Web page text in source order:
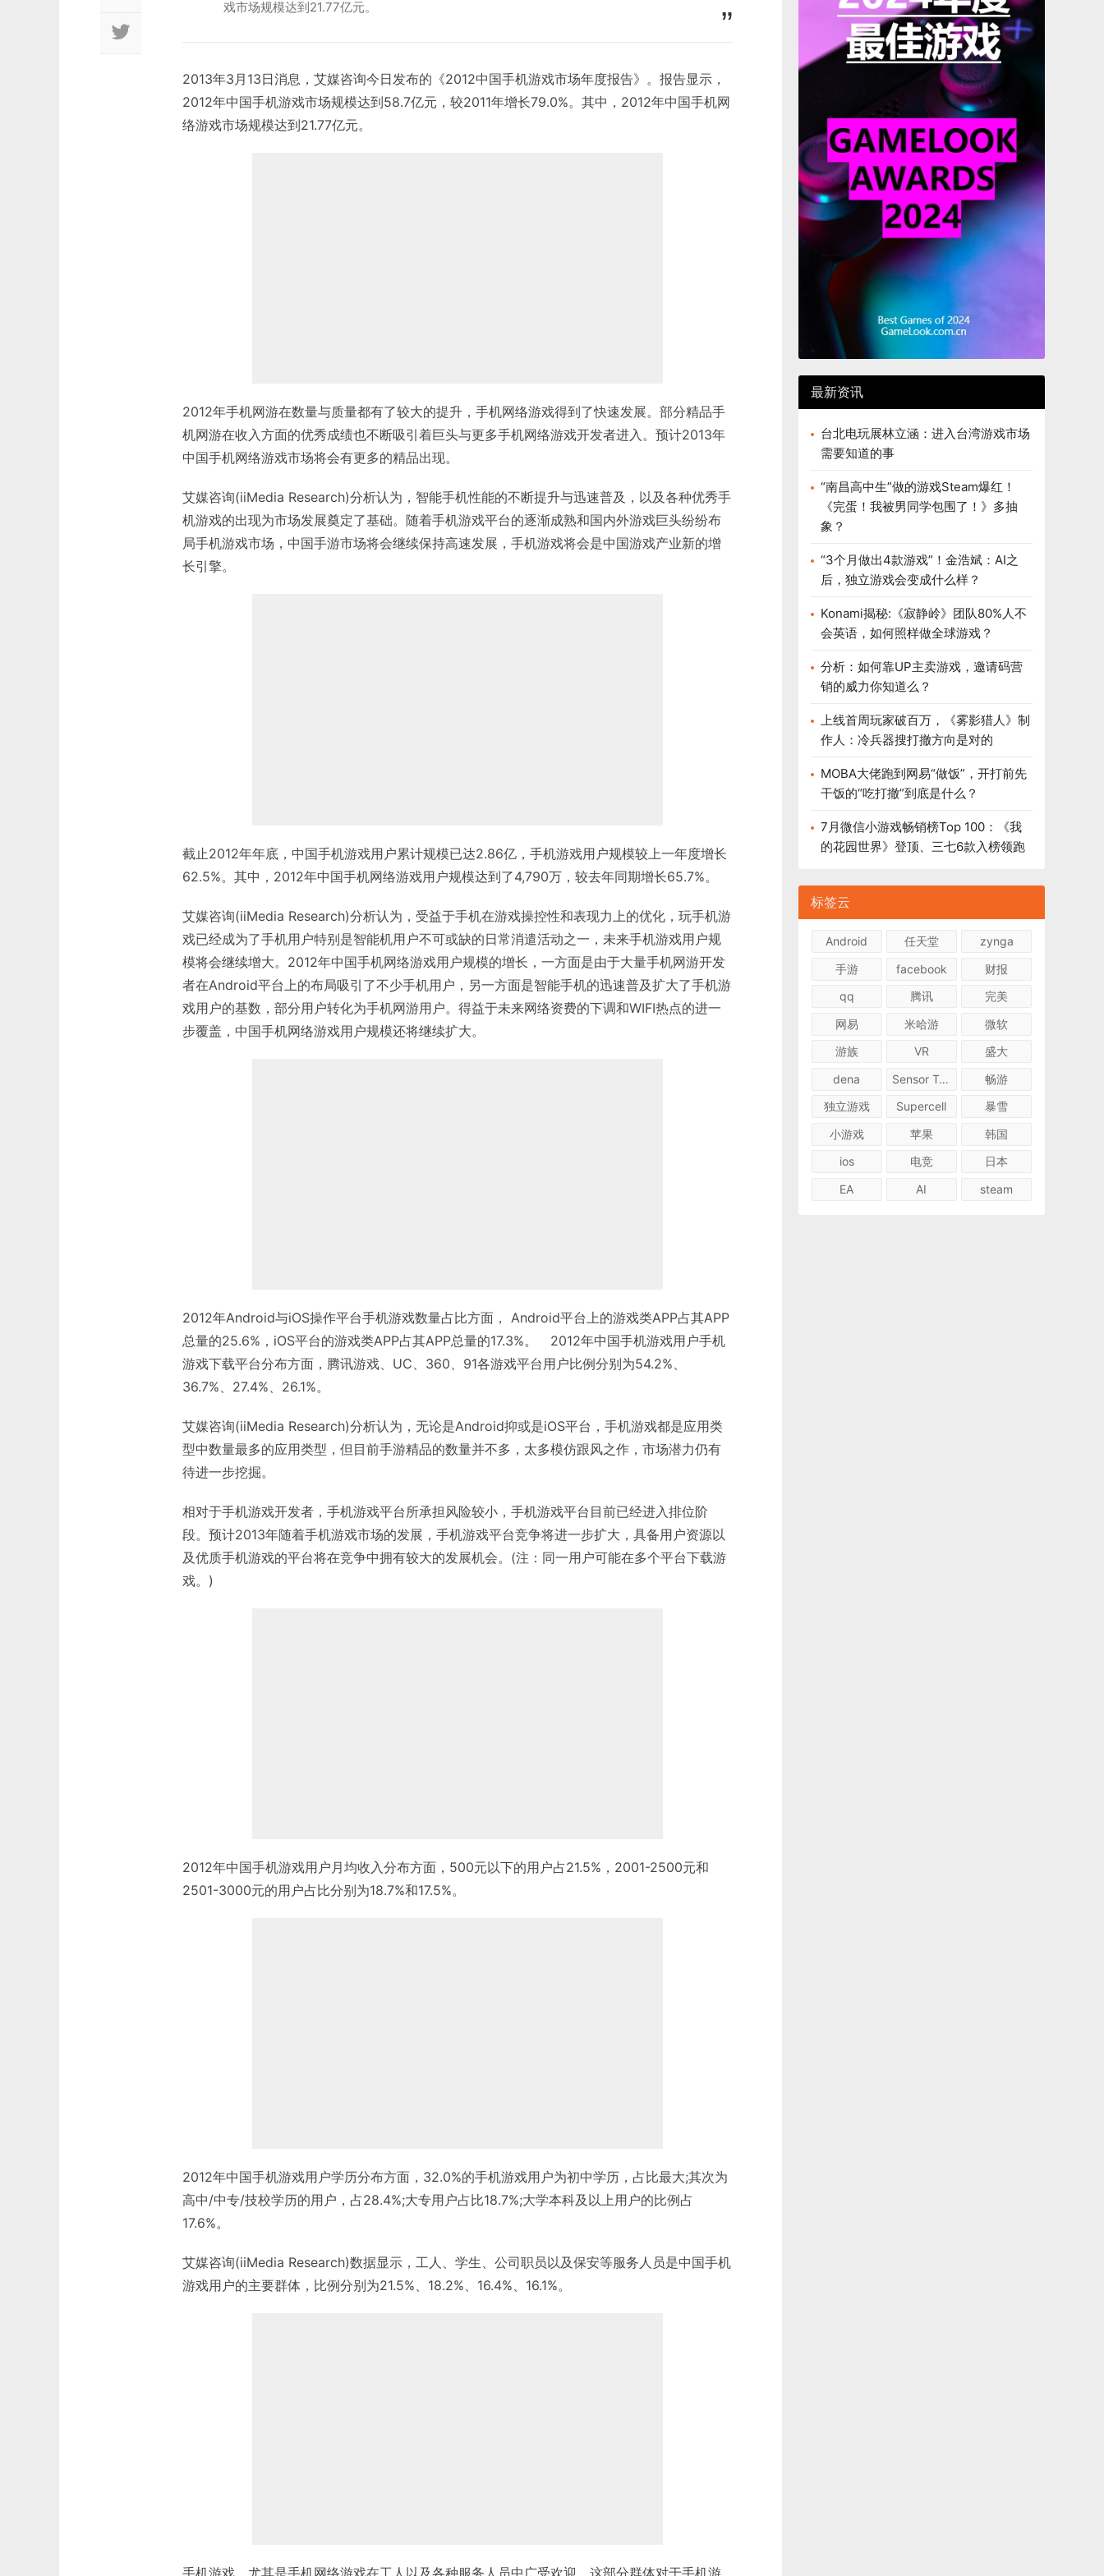
戏市场规模达到21.77亿元。
2013年3月13日消息，艾媒咨询今日发布的《2012中国手机游戏市场年度报告》。报告显示，
2012年中国手机游戏市场规模达到58.7亿元，较2011年增长79.0%。其中，2012年中国手机网
络游戏市场规模达到21.77亿元。
2012年手机网游在数量与质量都有了较大的提升，手机网络游戏得到了快速发展。部分精品手
机网游在收入方面的优秀成绩也不断吸引着巨头与更多手机网络游戏开发者进入。预计2013年
中国手机网络游戏市场将会有更多的精品出现。
艾媒咨询(iiMedia Research)分析认为，智能手机性能的不断提升与迅速普及，以及各种优秀手
机游戏的出现为市场发展奠定了基础。随着手机游戏平台的逐渐成熟和国内外游戏巨头纷纷布
局手机游戏市场，中国手游市场将会继续保持高速发展，手机游戏将会是中国游戏产业新的增
长引擎。
截止2012年年底，中国手机游戏用户累计规模已达2.86亿，手机游戏用户规模较上一年度增长
62.5%。其中，2012年中国手机网络游戏用户规模达到了4,790万，较去年同期增长65.7%。
艾媒咨询(iiMedia Research)分析认为，受益于手机在游戏操控性和表现力上的优化，玩手机游
戏已经成为了手机用户特别是智能机用户不可或缺的日常消遣活动之一，未来手机游戏用户规
模将会继续增大。2012年中国手机网络游戏用户规模的增长，一方面是由于大量手机网游开发
者在Android平台上的布局吸引了不少手机用户，另一方面是智能手机的迅速普及扩大了手机游
戏用户的基数，部分用户转化为手机网游用户。得益于未来网络资费的下调和WIFI热点的进一
步覆盖，中国手机网络游戏用户规模还将继续扩大。
2012年Android与iOS操作平台手机游戏数量占比方面， Android平台上的游戏类APP占其APP
总量的25.6%，iOS平台的游戏类APP占其APP总量的17.3%。 2012年中国手机游戏用户手机
游戏下载平台分布方面，腾讯游戏、UC、360、91各游戏平台用户比例分别为54.2%、
36.7%、27.4%、26.1%。
艾媒咨询(iiMedia Research)分析认为，无论是Android抑或是iOS平台，手机游戏都是应用类
型中数量最多的应用类型，但目前手游精品的数量并不多，太多模仿跟风之作，市场潜力仍有
待进一步挖掘。
相对于手机游戏开发者，手机游戏平台所承担风险较小，手机游戏平台目前已经进入排位阶
段。预计2013年随着手机游戏市场的发展，手机游戏平台竞争将进一步扩大，具备用户资源以
及优质手机游戏的平台将在竞争中拥有较大的发展机会。(注：同一用户可能在多个平台下载游
戏。)
2012年中国手机游戏用户月均收入分布方面，500元以下的用户占21.5%，2001-2500元和
2501-3000元的用户占比分别为18.7%和17.5%。
2012年中国手机游戏用户学历分布方面，32.0%的手机游戏用户为初中学历，占比最大;其次为
高中/中专/技校学历的用户，占28.4%;大专用户占比18.7%;大学本科及以上用户的比例占
17.6%。
艾媒咨询(iiMedia Research)数据显示，工人、学生、公司职员以及保安等服务人员是中国手机
游戏用户的主要群体，比例分别为21.5%、18.2%、16.4%、16.1%。
手机游戏，尤其是手机网络游戏在工人以及各种服务人员中广受欢迎，这部分群体对于手机游
最新资讯
台北电玩展林立涵：进入台湾游戏市场
需要知道的事
“南昌高中生”做的游戏Steam爆红！
《完蛋！我被男同学包围了！》多抽
象？
“3个月做出4款游戏”！金浩斌：AI之
后，独立游戏会变成什么样？
Konami揭秘:《寂静岭》团队80%人不
会英语，如何照样做全球游戏？
分析：如何靠UP主卖游戏，邀请码营
销的威力你知道么？
上线首周玩家破百万，《雾影猎人》制
作人：冷兵器搜打撤方向是对的
MOBA大佬跑到网易“做饭”，开打前先
干饭的“吃打撤”到底是什么？
7月微信小游戏畅销榜Top 100：《我
的花园世界》登顶、三七6款入榜领跑
标签云
Android 任天堂
zynga
手游
facebook
财报
qq
腾讯
完美
网易
米哈游
微软
游族
VR
盛大
dena
Sensor Tower
畅游
独立游戏
Supercell
暴雪
小游戏
苹果
韩国
ios
电竞
日本
EA
AI steam